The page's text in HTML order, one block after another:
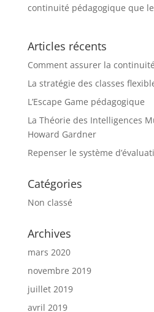
continuité pédagogique que
Articles récents
Comment assurer la
La stratégie des classes
L’Escape Game pédagogique
La Théorie des Intelligences
Howard Gardner
Repenser le système
Catégories
Non classé
Archives
mars 2020
novembre 2019
juillet 2019
avril 2019